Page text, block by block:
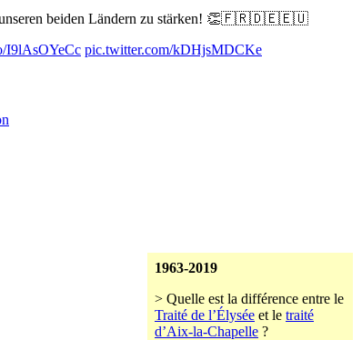
in unseren beiden Ländern zu stärken! 👏🇫🇷🇩🇪🇪🇺
I9lAsOYeCc pic.twitter.com/kDHjsMDCKe
1963-2019
> Quelle est la différence entre le
Traité de l’Élysée et le traité
d’Aix-la-Chapelle ?